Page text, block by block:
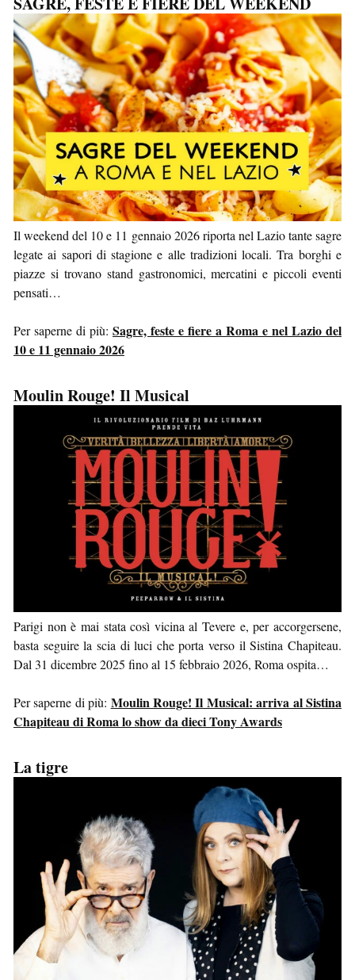
Il weekend del 10 e 11 gennaio 2026 riporta nel Lazio tante sagre
legate ai sapori di stagione e alle tradizioni locali. Tra borghi e
piazze si trovano stand gastronomici, mercatini e piccoli eventi
pensati…
Per saperne di più: Sagre, feste e fiere a Roma e nel Lazio del
10 e 11 gennaio 2026
Moulin Rouge! Il Musical
Parigi non è mai stata così vicina al Tevere e, per accorgersene,
basta seguire la scia di luci che porta verso il Sistina Chapiteau.
Dal 31 dicembre 2025 fino al 15 febbraio 2026, Roma ospita…
Per saperne di più: Moulin Rouge! Il Musical: arriva al Sistina
Chapiteau di Roma lo show da dieci Tony Awards
La tigre